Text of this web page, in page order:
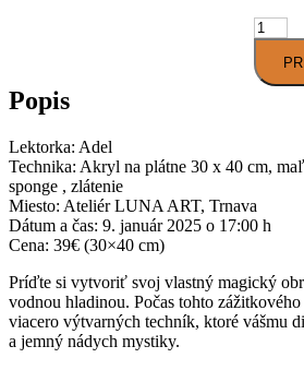
Trnava
-
Popis
Lektorka: Adel
Technika: Akryl na plátne 30 x 40 cm,
sponge , zlátenie
Miesto: Ateliér LUNA ART, Trnava
Dátum a čas: 9. január 2025 o 17:00 h
Cena: 39€ (30×40 cm)
Príďte si vytvoriť svoj vlastný magický
vodnou hladinou. Počas tohto
viacero výtvarných techník, ktoré vášmu
a jemný nádych mystiky.